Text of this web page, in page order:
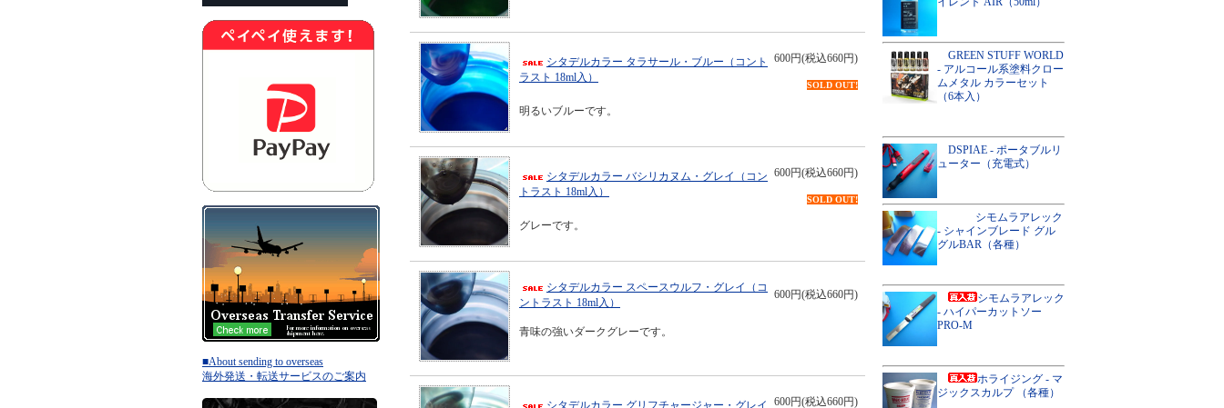
■About sending to overseas
海外発送・転送サービスのご案内
シタデルカラー タラサール・ブルー（コント
ラスト 18ml入）
600円(税込660円)
SOLD OUT!
明るいブルーです。
シタデルカラー バシリカヌム・グレイ（コン
トラスト 18ml入）
600円(税込660円)
SOLD OUT!
グレーです。
シタデルカラー スペースウルフ・グレイ（コ
ントラスト 18ml入）
600円(税込660円)
青味の強いダークグレーです。
600円(税込660円)
GREEN STUFF WORLD
- アルコール系塗料クロー
ムメタル カラーセット
（6本入）
DSPIAE - ポータブルリ
ューター（充電式）
シモムラアレック
- シャインブレード グル
グルBAR（各種）
シモムラアレック
- ハイパーカットソー
PRO-M
ホライジング - マ
ジックスカルプ （各種）